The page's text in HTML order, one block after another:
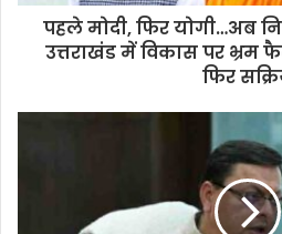
पहले मोदी, फिर योगी…अब
उत्तराखंड में विकास पर भ्रम
फिर